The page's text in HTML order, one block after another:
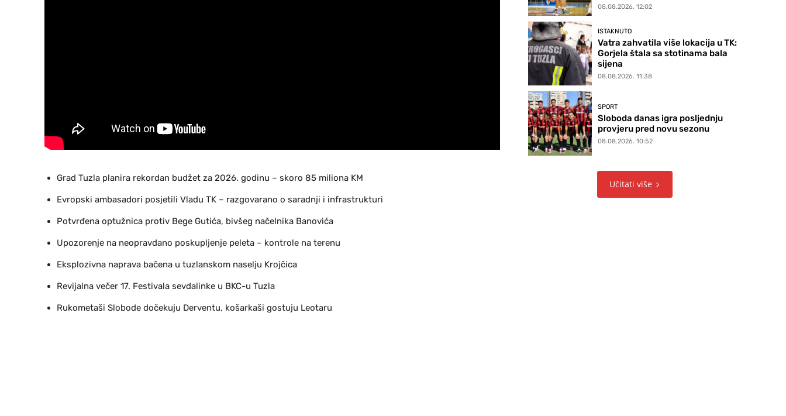
Grad Tuzla planira rekordan budžet za 2026. godinu – skoro 85 miliona KM
Evropski ambasadori posjetili Vladu TK – razgovarano o saradnji i infrastrukturi
Potvrđena optužnica protiv Bege Gutića, bivšeg načelnika Banovića
Upozorenje na neopravdano poskupljenje peleta – kontrole na terenu
Eksplozivna naprava bačena u tuzlanskom naselju Krojčica
Revijalna večer 17. Festivala sevdalinke u BKC-u Tuzla
Rukometaši Slobode dočekuju Derventu, košarkaši gostuju Leotaru
08.08.2026. 12:02
ISTAKNUTO
Vatra zahvatila više lokacija u TK:
Gorjela štala sa stotinama bala
sijena
08.08.2026. 11:38
SPORT
Sloboda danas igra posljednju
provjeru pred novu sezonu
08.08.2026. 10:52
Učitati više